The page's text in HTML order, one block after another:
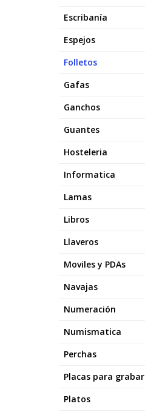
Escribanía
Espejos
Folletos
Gafas
Ganchos
Guantes
Hosteleria
Informatica
Lamas
Libros
Llaveros
Moviles y PDAs
Navajas
Numeración
Numismatica
Perchas
Placas para grabar
Platos